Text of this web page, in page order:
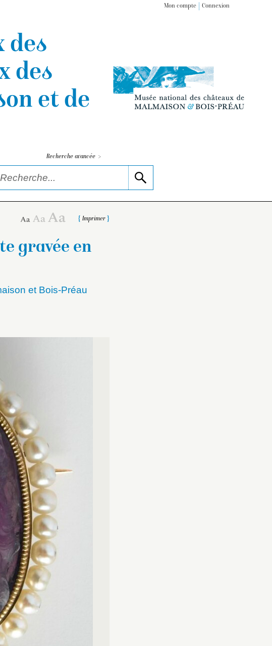
Mon compte Connexion
des
des
et de
Recherche avancée >
Imprimer
gravée en
et Bois-Préau